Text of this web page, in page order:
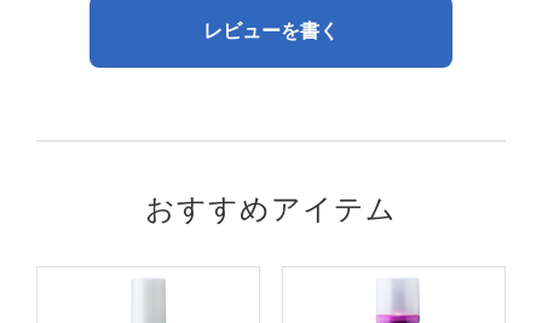
レビューを書く
おすすめアイテム